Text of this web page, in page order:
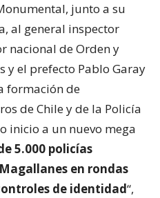
junto a su
al general inspector
nacional de Orden y
y el prefecto Pablo Garay
formación de
de Chile y de la Policía
inicio a un nuevo mega
5.000 policías
en rondas
de identidad“,